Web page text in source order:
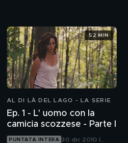
AL DI LÀ DEL LAGO - LA SERIE
Ep. 1 - L' uomo con la
camicia scozzese - Parte I
PUNTATA INTERA 30 dic 2010 |
52 MIN